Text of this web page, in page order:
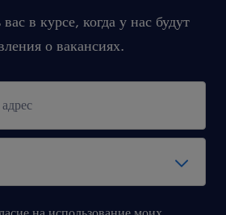
в курсе, когда у нас будут
о вакансиях.